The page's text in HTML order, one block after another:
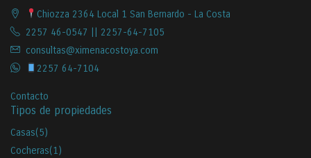
Chiozza 2364 Local 1 San Bernardo - La Costa
2257 46-0547 || 2257-64-7105
consultas@ximenacostoya.com
2257 64-7104
Contacto
Tipos de propiedades
Casas(5)
Cocheras(1)